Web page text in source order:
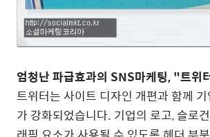
엄청난 파급효과의 SNS마케팅, "트위
트위터는 사이트 디자인 개편과 함께
가 강화되었습니다. 기업의 로고, 슬로